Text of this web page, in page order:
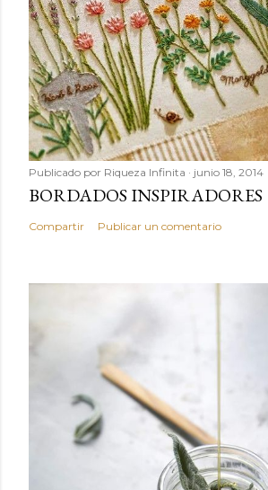
Publicado por Riqueza Infinita junio 18, 2014
BORDADOS INSPIRADORES
Compartir Publicar un comentario